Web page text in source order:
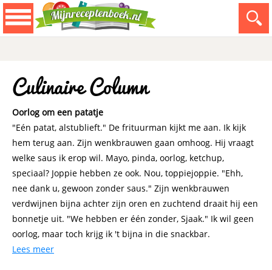
Culinaire Column
Oorlog om een patatje
"Eén patat, alstublieft." De frituurman kijkt me aan. Ik kijk
hem terug aan. Zijn wenkbrauwen gaan omhoog. Hij vraagt
welke saus ik erop wil. Mayo, pinda, oorlog, ketchup,
speciaal? Joppie hebben ze ook. Nou, toppiejoppie. "Ehh,
nee dank u, gewoon zonder saus." Zijn wenkbrauwen
verdwijnen bijna achter zijn oren en zuchtend draait hij een
bonnetje uit. "We hebben er één zonder, Sjaak." Ik wil geen
oorlog, maar toch krijg ik 't bijna in die snackbar.
Lees meer